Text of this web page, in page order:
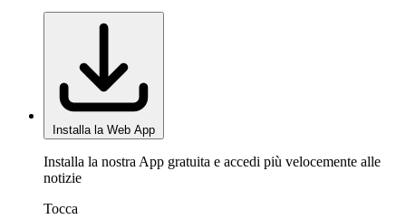
Installa la Web App
Installa la nostra App gratuita e accedi più velocemente alle
notizie
Tocca